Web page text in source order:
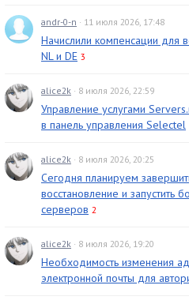
andr-0-n · 11 июля 2026, 17:48
Начислили компенсации для
NL и DE 3
alice2k · 8 июля 2026, 22:59
Управление услугами
в панель управления Selectel
alice2k · 8 июля 2026, 20:25
Сегодня планируем
восстановление и запустить
серверов 2
alice2k · 8 июля 2026, 19:20
Необходимость изменения
электронной почты для